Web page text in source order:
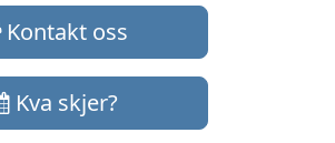
Kontakt oss
Kva skjer?